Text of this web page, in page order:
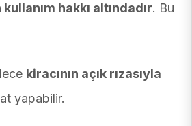
hakkı altındadır. Bu
kiracının açık rızasıyla
yapabilir.